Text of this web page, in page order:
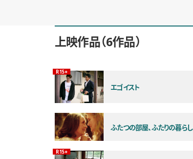
上映作品 6作品
エゴイスト
観覧年齢制限
R15+
ふたつの部屋、ふたりの暮らし
観覧年齢制限
R15+